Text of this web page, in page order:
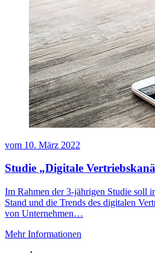
vom 10. März 2022
Studie „Digitale
Im Rahmen der 3-jährigen Studie soll
Stand und die Trends des digitalen
von Unternehmen…
Mehr Informationen